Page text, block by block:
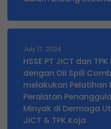
July 17, 2024
HSSE PT JICT dan
dengan Oil Spill
melakukan Pelatihan
Peralatan
Minyak di Dermaga
JICT & TPK Koja